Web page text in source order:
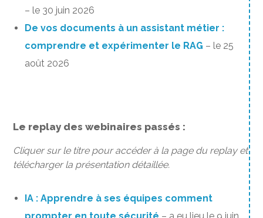
– le 30 juin 2026
De vos documents à un assistant métier :
comprendre et expérimenter le RAG – le 25
août 2026
Le replay des webinaires passés :
Cliquer sur le titre pour accéder à la page du replay et
télécharger la présentation détaillée.
IA : Apprendre à ses équipes comment